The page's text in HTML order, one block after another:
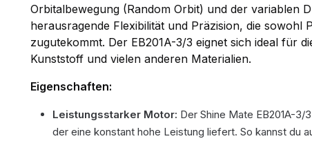
Orbitalbewegung (Random Orbit) und der variablen
herausragende Flexibilität und Präzision, die sowohl
zugutekommt. Der EB201A-3/3 eignet sich ideal für
Kunststoff und vielen anderen Materialien.
Eigenschaften:
Leistungsstarker Motor: Der Shine Mate EB201A-
der eine konstant hohe Leistung liefert. So kannst du